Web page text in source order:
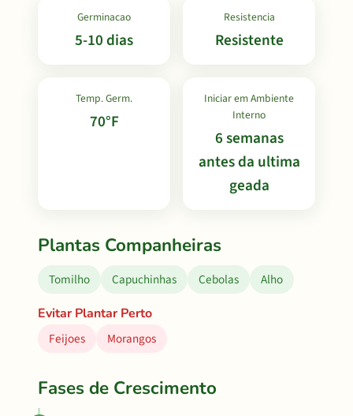
Germinacao
5-10 dias
Resistencia
Resistente
Temp. Germ.
70°F
Iniciar em Ambiente
Interno
6 semanas
antes da ultima
geada
Plantas Companheiras
Tomilho Capuchinhas Cebolas
Alho
Evitar Plantar Perto
Feijoes
Morangos
Fases de Crescimento